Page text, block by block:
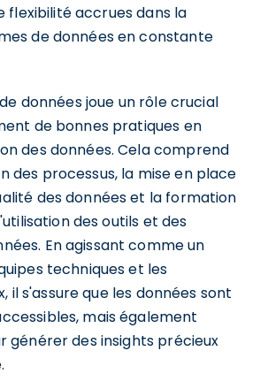
flexibilité accrues dans la
de données en constante
données joue un rôle crucial
de bonnes pratiques en
des données. Cela comprend
des processus, la mise en place
des données et la formation
des outils et des
En agissant comme un
techniques et les
il s'assure que les données sont
mais également
générer des insights précieux